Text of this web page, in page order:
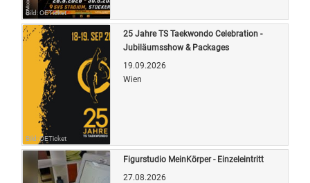
Bild: OETicket
Bild: OETicket
25 Jahre TS Taekwondo Celebration -
Jubiläumsshow & Packages
19.09.2026
Wien
Figurstudio MeinKörper - Einzeleintritt
27.08.2026